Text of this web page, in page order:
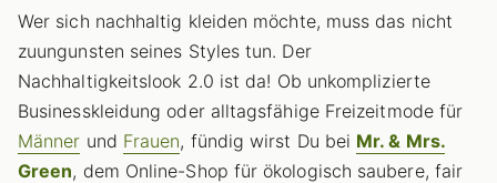
Wer sich nachhaltig kleiden möchte, muss das nicht
zuungunsten seines Styles tun. Der
Nachhaltigkeitslook 2.0 ist da! Ob unkomplizierte
Businesskleidung oder alltagsfähige Freizeitmode für
Männer und Frauen, fündig wirst Du bei Mr. & Mrs.
Green, dem Online-Shop für ökologisch saubere, fair